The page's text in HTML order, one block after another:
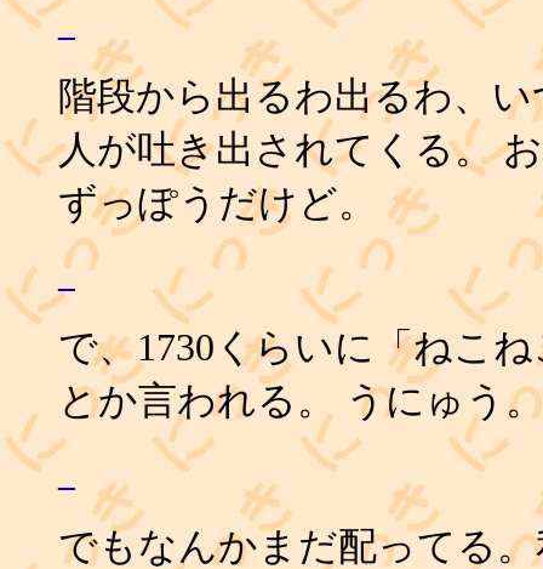
階段から出るわ出るわ、
人が吐き出されてくる。
ずっぽうだけど。
_
で、1730くらいに「ねこ
とか言われる。 うにゅう
でもなんかまだ配ってる